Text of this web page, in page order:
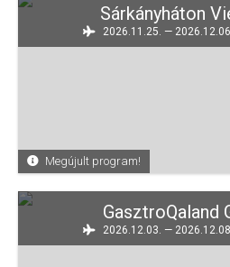
Sárkányháton
2026.11.25. — 2026.12.06.
Megújult program!
GasztroQaland
2026.12.03. — 2026.12.08.